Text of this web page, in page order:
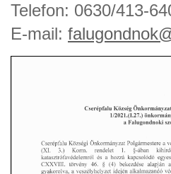
Telefon: 0630/413-
E-mail: